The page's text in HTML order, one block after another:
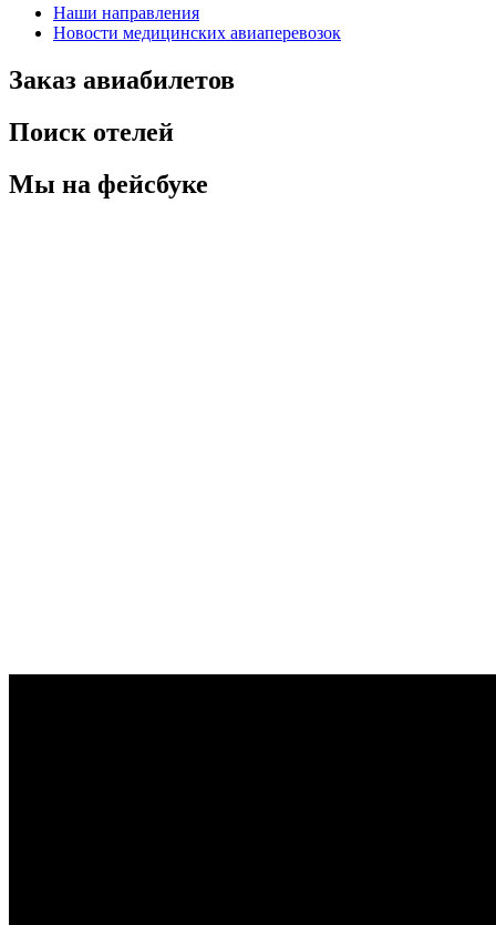
Наши направления
Новости медицинских авиаперевозок
Заказ авиабилетов
Поиск отелей
Мы на фейсбуке